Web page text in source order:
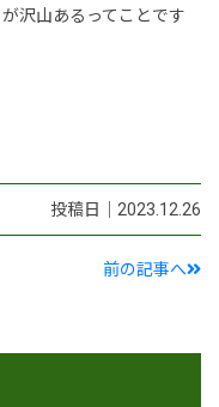
沢山あるってことです
投稿日｜2023.12.26
前の記事へ